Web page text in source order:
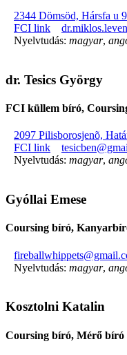
2344 Dömsöd, Hársfa u 9
FCI link
Nyelvtudás: magyar,
dr. Tesics György
FCI küllem bíró,
2097 Pilisborosjenõ,
FCI link
Nyelvtudás: magyar,
Gyóllai Emese
Coursing bíró,
Nyelvtudás: magyar,
Kosztolni Katalin
Coursing bíró, Mérő bíró